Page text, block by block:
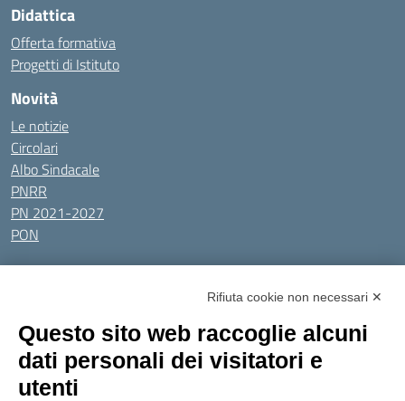
Didattica
Offerta formativa
Progetti di Istituto
Novità
Le notizie
Circolari
Albo Sindacale
PNRR
PN 2021-2027
PON
Tutti gli argomenti
Amministrazione Trasparente
Privacy Policy
Dichiarazione di accessibilitàObiettivi di accessibilità
Seguici su:
Rifiuta cookie non necessari ✕
Questo sito web raccoglie alcuni
dati personali dei visitatori e
utenti